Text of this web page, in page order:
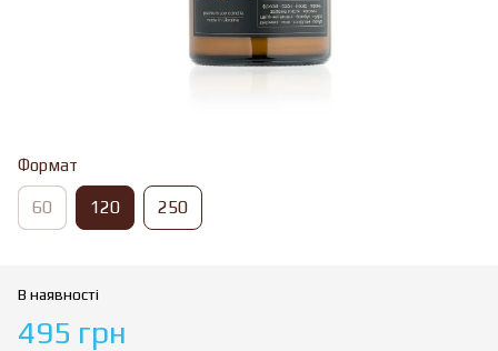
Формат
60 120 250
В наявності
495 грн